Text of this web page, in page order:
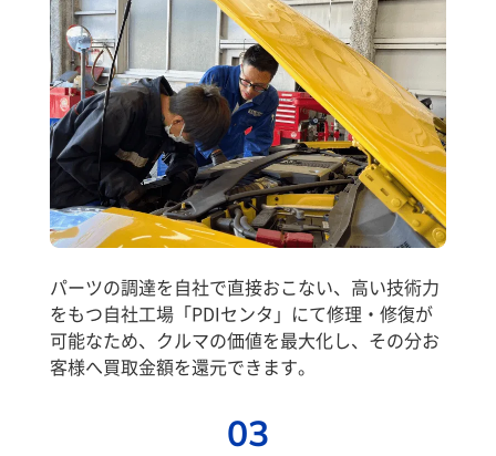
パーツの調達を自社で直接おこない、高い技術力
をもつ自社工場「PDIセンタ」にて修理・修復が
可能なため、クルマの価値を最大化し、その分お
客様へ買取金額を還元できます。
03